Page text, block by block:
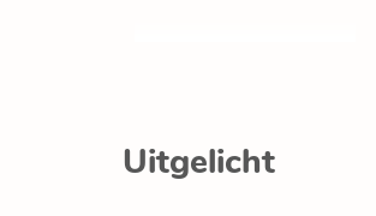
Uitgelicht